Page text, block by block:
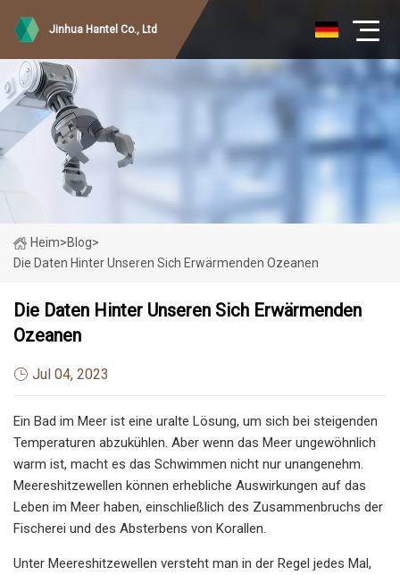
Jinhua Hantel Co., Ltd
Heim>Blog>
Die Daten Hinter Unseren Sich Erwärmenden Ozeanen
Die Daten Hinter Unseren Sich Erwärmenden
Ozeanen
Jul 04, 2023
Ein Bad im Meer ist eine uralte Lösung, um sich bei steigenden
Temperaturen abzukühlen. Aber wenn das Meer ungewöhnlich
warm ist, macht es das Schwimmen nicht nur unangenehm.
Meereshitzewellen können erhebliche Auswirkungen auf das
Leben im Meer haben, einschließlich des Zusammenbruchs der
Fischerei und des Absterbens von Korallen.
Unter Meereshitzewellen versteht man in der Regel jedes Mal,